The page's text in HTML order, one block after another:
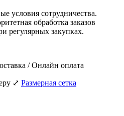
условия сотрудничества.
обработка заказов
регулярных закупках.
/ Онлайн оплата
⤢ Размерная сетка